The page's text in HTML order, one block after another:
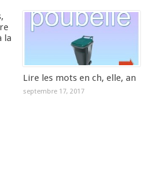
la
Lire les mots en ch, elle, an
septembre 17, 2017